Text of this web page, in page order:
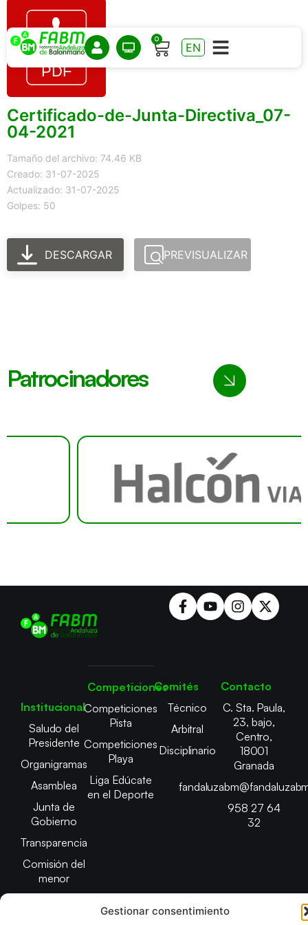
Gestionar consentimiento
0
EN
Certificado-de-Junta-Directiva_07-
04-2021
Tamaño del archivo: 74.46 KB
Creado: 31-07-2025
Actualizado: 31-07-2025
Golpes: 50
DESCARGAR PREVISUALIZAR
Patrocinadores
Institucional
Saludo del
Presidente
Organigramas
Asamblea
Junta de
Gobierno
Transparencia
Comisión del
menor
Competiciones
Competiciones
Pista
Competiciones
Playa
Liga Edúcate
en el Deporte
Comités
Técnico
Arbitral
Disciplinario
Contacto
C. Sta. Paula,
23, bajo,
Centro,
18001
Granada
958 27 64
32